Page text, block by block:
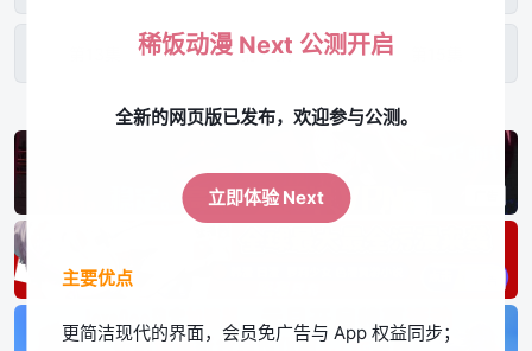
第14集
第16集 第17集
稀饭动漫 Next 公测开启
全新的网页版已发布，欢迎参与公测。
立即体验 Next
主要优点
更简洁现代的界面，会员免广告与 App 权益同步；